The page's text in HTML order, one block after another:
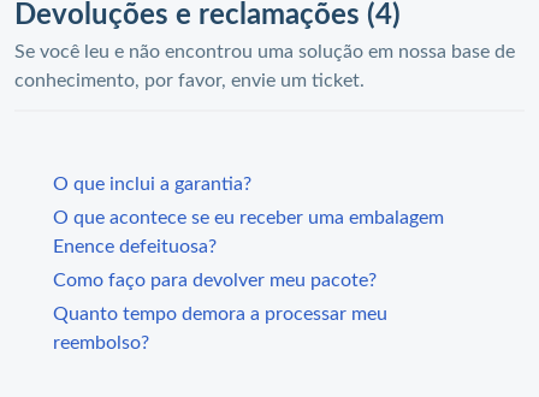
Devoluções e reclamações (4)
Se você leu e não encontrou uma solução em nossa base de
conhecimento, por favor, envie um ticket.
O que inclui a garantia?
O que acontece se eu receber uma embalagem
Enence defeituosa?
Como faço para devolver meu pacote?
Quanto tempo demora a processar meu
reembolso?